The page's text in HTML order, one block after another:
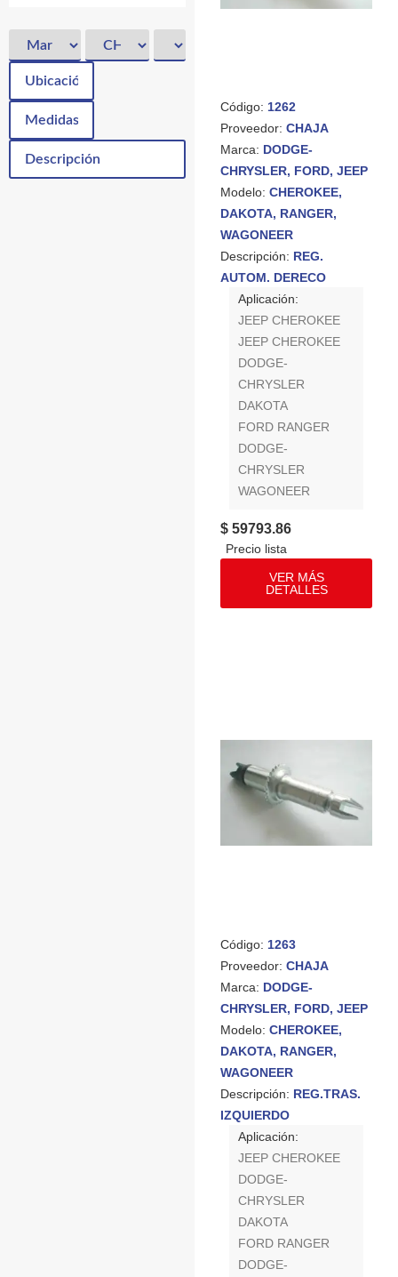
Código: 1262
Proveedor:CHAJA
Marca: DODGE-
CHRYSLER, FORD, JEEP
Modelo:CHEROKEE,
DAKOTA, RANGER,
WAGONEER
Descripción: REG.
AUTOM. DERECO
Aplicación:
JEEP CHEROKEE
JEEP CHEROKEE
DODGE-
CHRYSLER
DAKOTA
FORD RANGER
DODGE-
CHRYSLER
WAGONEER
$ 59793.86
VER MÁS
DETALLES
Código: 1263
Proveedor:CHAJA
Marca: DODGE-
CHRYSLER, FORD, JEEP
Modelo:CHEROKEE,
DAKOTA, RANGER,
WAGONEER
Descripción: REG.TRAS.
IZQUIERDO
Aplicación:
JEEP CHEROKEE
DODGE-
CHRYSLER
DAKOTA
FORD RANGER
DODGE-